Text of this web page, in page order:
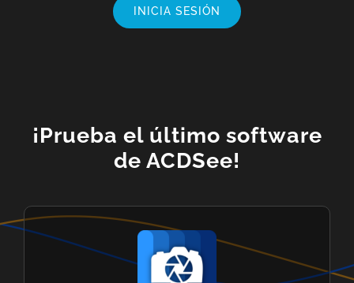
INICIA SESIÓN
¡Prueba el último software
de ACDSee!